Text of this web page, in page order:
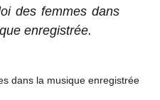
des femmes dans
enregistrée.
dans la musique enregistrée